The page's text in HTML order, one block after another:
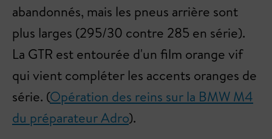
abandonnés, mais les pneus arrière sont
plus larges (295/30 contre 285 en série).
La GTR est entourée d'un film orange vif
qui vient compléter les accents oranges de
série. (Opération des reins sur la BMW M4
du préparateur Adro).